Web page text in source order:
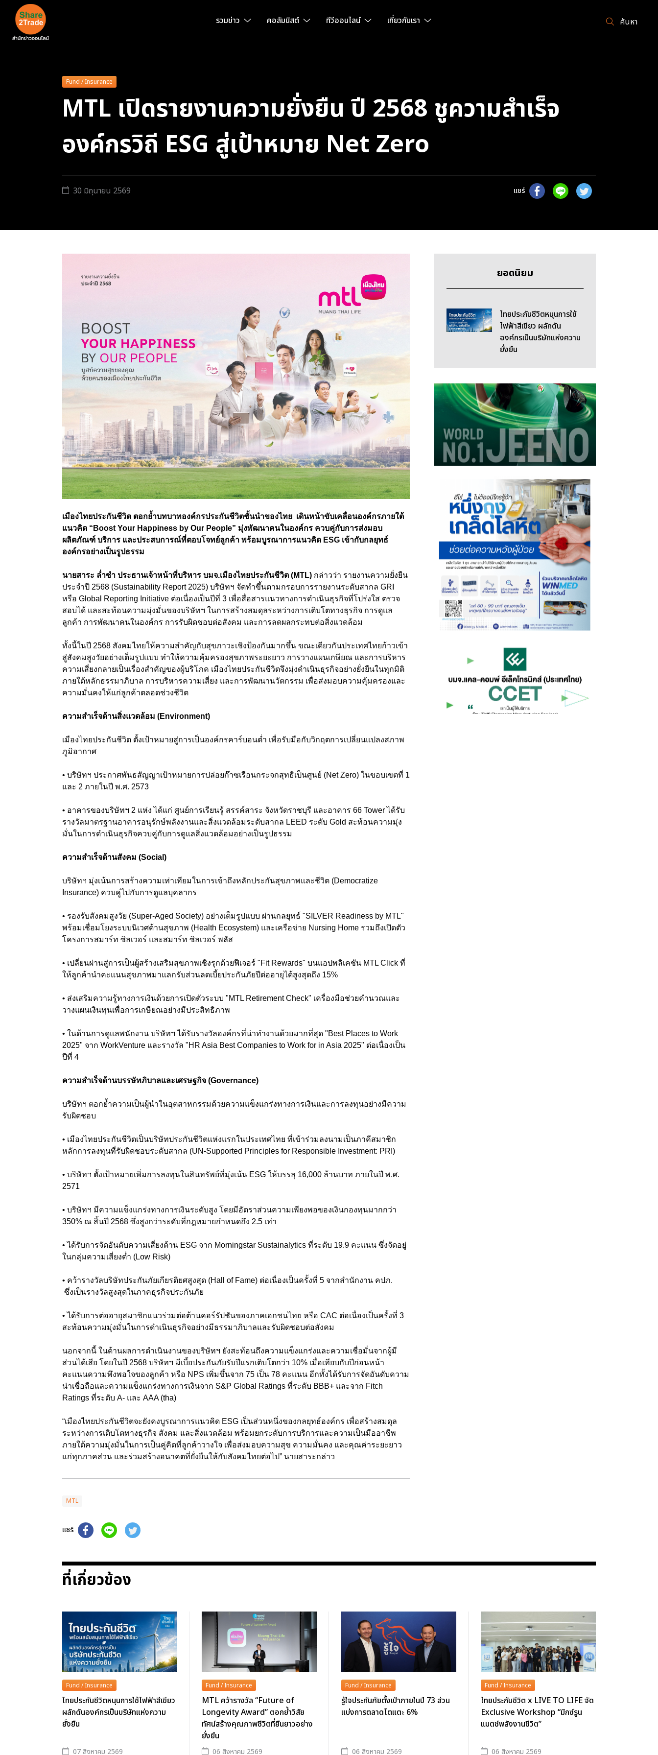
รวมข่าว คอลัมนิสต์ ทีวีออนไลน์ เกี่ยวกับเรา ค้นหา
Fund / Insurance
MTL เปิดรายงานความยั่งยืน ปี 2568 ชูความสำเร็จ
องค์กรวิถี ESG สู่เป้าหมาย Net Zero
30 มิถุนายน 2569 แชร์
เมืองไทยประกันชีวิต ตอกย้ำบทบาทองค์กรประกันชีวิตชั้นนำของไทย เดินหน้าขับเคลื่อนองค์กรภายใต้
แนวคิด “Boost Your Happiness by Our People” มุ่งพัฒนาคนในองค์กร ควบคู่กับการส่งมอบ
ผลิตภัณฑ์ บริการ และประสบการณ์ที่ตอบโจทย์ลูกค้า พร้อมบูรณาการแนวคิด ESG เข้ากับกลยุทธ์
องค์กรอย่างเป็นรูปธรรม
นายสาระ ล่ำซำ ประธานเจ้าหน้าที่บริหาร บมจ.เมืองไทยประกันชีวิต (MTL) กล่าวว่า รายงานความยั่งยืน
ประจำปี 2568 (Sustainability Report 2025) บริษัทฯ จัดทำขึ้นตามกรอบการรายงานระดับสากล GRI
หรือ Global Reporting Initiative ต่อเนื่องเป็นปีที่ 3 เพื่อสื่อสารแนวทางการดำเนินธุรกิจที่โปร่งใส ตรวจ
สอบได้ และสะท้อนความมุ่งมั่นของบริษัทฯ ในการสร้างสมดุลระหว่างการเติบโตทางธุรกิจ การดูแล
ลูกค้า การพัฒนาคนในองค์กร การรับผิดชอบต่อสังคม และการลดผลกระทบต่อสิ่งแวดล้อม
ทั้งนี้ในปี 2568 สังคมไทยให้ความสำคัญกับสุขภาวะเชิงป้องกันมากขึ้น ขณะเดียวกันประเทศไทยก้าวเข้า
สู่สังคมสูงวัยอย่างเต็มรูปแบบ ทำให้ความคุ้มครองสุขภาพระยะยาว การวางแผนเกษียณ และการบริหาร
ความเสี่ยงกลายเป็นเรื่องสำคัญของผู้บริโภค เมืองไทยประกันชีวิตจึงมุ่งดำเนินธุรกิจอย่างยั่งยืนในทุกมิติ
ภายใต้หลักธรรมาภิบาล การบริหารความเสี่ยง และการพัฒนานวัตกรรม เพื่อส่งมอบความคุ้มครองและ
ความมั่นคงให้แก่ลูกค้าตลอดช่วงชีวิต
ความสำเร็จด้านสิ่งแวดล้อม (Environment)
เมืองไทยประกันชีวิต ตั้งเป้าหมายสู่การเป็นองค์กรคาร์บอนต่ำ เพื่อรับมือกับวิกฤตการเปลี่ยนแปลงสภาพ
ภูมิอากาศ
• บริษัทฯ ประกาศพันธสัญญาเป้าหมายการปล่อยก๊าซเรือนกระจกสุทธิเป็นศูนย์ (Net Zero) ในขอบเขตที่ 1
และ 2 ภายในปี พ.ศ. 2573
• อาคารของบริษัทฯ 2 แห่ง ได้แก่ ศูนย์การเรียนรู้ สรรค์สาระ จังหวัดราชบุรี และอาคาร 66 Tower ได้รับ
รางวัลมาตรฐานอาคารอนุรักษ์พลังงานและสิ่งแวดล้อมระดับสากล LEED ระดับ Gold สะท้อนความมุ่ง
มั่นในการดำเนินธุรกิจควบคู่กับการดูแลสิ่งแวดล้อมอย่างเป็นรูปธรรม
ความสำเร็จด้านสังคม (Social)
บริษัทฯ มุ่งเน้นการสร้างความเท่าเทียมในการเข้าถึงหลักประกันสุขภาพและชีวิต (Democratize
Insurance) ควบคู่ไปกับการดูแลบุคลากร
• รองรับสังคมสูงวัย (Super-Aged Society) อย่างเต็มรูปแบบ ผ่านกลยุทธ์ "SILVER Readiness by MTL"
พร้อมเชื่อมโยงระบบนิเวศด้านสุขภาพ (Health Ecosystem) และเครือข่าย Nursing Home รวมถึงเปิดตัว
โครงการสมาร์ท ซิลเวอร์ และสมาร์ท ซิลเวอร์ พลัส
• เปลี่ยนผ่านสู่การเป็นผู้สร้างเสริมสุขภาพเชิงรุกด้วยฟีเจอร์ "Fit Rewards" บนแอปพลิเคชัน MTL Click ที่
ให้ลูกค้านำคะแนนสุขภาพมาแลกรับส่วนลดเบี้ยประกันภัยปีต่ออายุได้สูงสุดถึง 15%
• ส่งเสริมความรู้ทางการเงินด้วยการเปิดตัวระบบ "MTL Retirement Check" เครื่องมือช่วยคำนวณและ
วางแผนเงินทุนเพื่อการเกษียณอย่างมีประสิทธิภาพ
• ในด้านการดูแลพนักงาน บริษัทฯ ได้รับรางวัลองค์กรที่น่าทำงานด้วยมากที่สุด "Best Places to Work
2025" จาก WorkVenture และรางวัล "HR Asia Best Companies to Work for in Asia 2025" ต่อเนื่องเป็น
ปีที่ 4
ความสำเร็จด้านบรรษัทภิบาลและเศรษฐกิจ (Governance)
บริษัทฯ ตอกย้ำความเป็นผู้นำในอุตสาหกรรมด้วยความแข็งแกร่งทางการเงินและการลงทุนอย่างมีความ
รับผิดชอบ
• เมืองไทยประกันชีวิตเป็นบริษัทประกันชีวิตแห่งแรกในประเทศไทย ที่เข้าร่วมลงนามเป็นภาคีสมาชิก
หลักการลงทุนที่รับผิดชอบระดับสากล (UN-Supported Principles for Responsible Investment: PRI)
• บริษัทฯ ตั้งเป้าหมายเพิ่มการลงทุนในสินทรัพย์ที่มุ่งเน้น ESG ให้บรรลุ 16,000 ล้านบาท ภายในปี พ.ศ.
2571
• บริษัทฯ มีความแข็งแกร่งทางการเงินระดับสูง โดยมีอัตราส่วนความเพียงพอของเงินกองทุนมากกว่า
350% ณ สิ้นปี 2568 ซึ่งสูงกว่าระดับที่กฎหมายกำหนดถึง 2.5 เท่า
• ได้รับการจัดอันดับความเสี่ยงด้าน ESG จาก Morningstar Sustainalytics ที่ระดับ 19.9 คะแนน ซึ่งจัดอยู่
ในกลุ่มความเสี่ยงต่ำ (Low Risk)
• คว้ารางวัลบริษัทประกันภัยเกียรติยศสูงสุด (Hall of Fame) ต่อเนื่องเป็นครั้งที่ 5 จากสำนักงาน คปภ.
ซึ่งเป็นรางวัลสูงสุดในภาคธุรกิจประกันภัย
• ได้รับการต่ออายุสมาชิกแนวร่วมต่อต้านคอร์รัปชันของภาคเอกชนไทย หรือ CAC ต่อเนื่องเป็นครั้งที่ 3
สะท้อนความมุ่งมั่นในการดำเนินธุรกิจอย่างมีธรรมาภิบาลและรับผิดชอบต่อสังคม
นอกจากนี้ ในด้านผลการดำเนินงานของบริษัทฯ ยังสะท้อนถึงความแข็งแกร่งและความเชื่อมั่นจากผู้มี
ส่วนได้เสีย โดยในปี 2568 บริษัทฯ มีเบี้ยประกันภัยรับปีแรกเติบโตกว่า 10% เมื่อเทียบกับปีก่อนหน้า
คะแนนความพึงพอใจของลูกค้า หรือ NPS เพิ่มขึ้นจาก 75 เป็น 78 คะแนน อีกทั้งได้รับการจัดอันดับความ
น่าเชื่อถือและความแข็งแกร่งทางการเงินจาก S&P Global Ratings ที่ระดับ BBB+ และจาก Fitch
Ratings ที่ระดับ A- และ AAA (tha)
“เมืองไทยประกันชีวิตจะยังคงบูรณาการแนวคิด ESG เป็นส่วนหนึ่งของกลยุทธ์องค์กร เพื่อสร้างสมดุล
ระหว่างการเติบโตทางธุรกิจ สังคม และสิ่งแวดล้อม พร้อมยกระดับการบริการและความเป็นมืออาชีพ
ภายใต้ความมุ่งมั่นในการเป็นคู่คิดที่ลูกค้าวางใจ เพื่อส่งมอบความสุข ความมั่นคง และคุณค่าระยะยาว
แก่ทุกภาคส่วน และร่วมสร้างอนาคตที่ยั่งยืนให้กับสังคมไทยต่อไป” นายสาระกล่าว
MTL
แชร์
ยอดนิยม
ไทยประกันชีวิตหนุนการใช้
ไฟฟ้าสีเขียว ผลักดัน
องค์กรเป็นบริษัทแห่งความ
ยั่งยืน
ที่เกี่ยวข้อง
Fund / Insurance
ไทยประกันชีวิตหนุนการใช้ไฟฟ้าสีเขียว
ผลักดันองค์กรเป็นบริษัทแห่งความ
ยั่งยืน
07 สิงหาคม 2569
Fund / Insurance
MTL คว้ารางวัล “Future of
Longevity Award” ตอกย้ำวิสัย
ทัศน์สร้างคุณภาพชีวิตที่ยืนยาวอย่าง
ยั่งยืน
06 สิงหาคม 2569
Fund / Insurance
รู้ใจประกันภัยตั้งเป้าภายในปี 73 ส่วน
แบ่งการตลาดโตแตะ 6%
06 สิงหาคม 2569
Fund / Insurance
ไทยประกันชีวิต x LIVE TO LIFE จัด
Exclusive Workshop “มิกซ์รูน
แมตช์พลังงานชีวิต”
06 สิงหาคม 2569